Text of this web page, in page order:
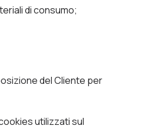
di consumo;
del Cliente per
utilizzati sul